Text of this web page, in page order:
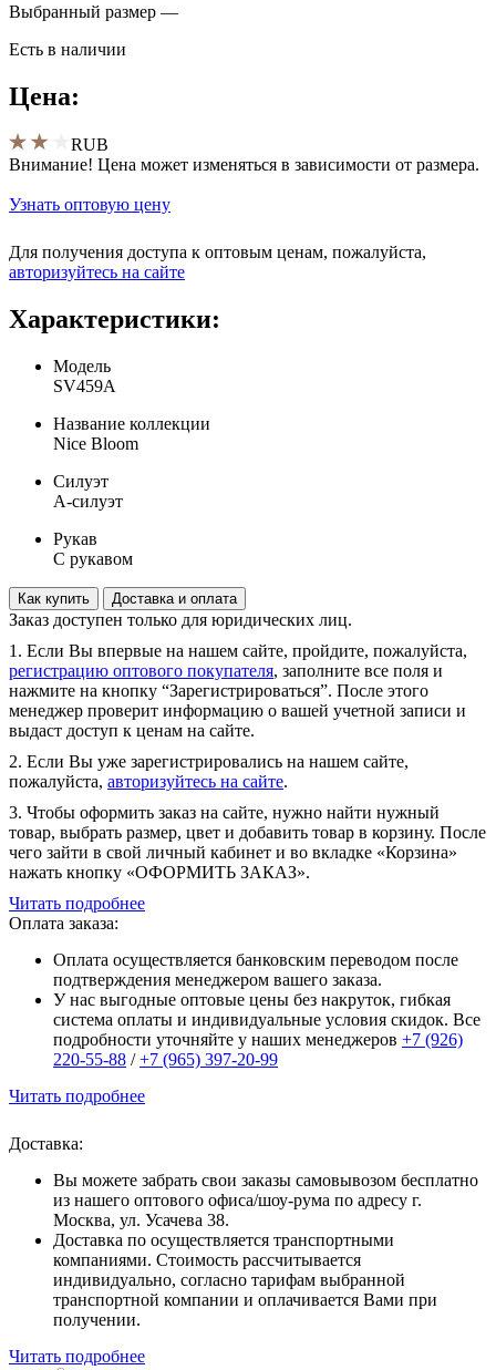
Выбранный размер —
Есть в наличии
Цена:
RUB
Внимание! Цена может изменяться в зависимости от размера.
Узнать оптовую цену
Для получения доступа к оптовым ценам, пожалуйста,
aвторизуйтесь на сайте
Характеристики:
Модель
SV459A
Название коллекции
Nice Bloom
Силуэт
А-силуэт
Рукав
С рукавом
Как купить Доставка и оплата
Заказ доступен только для юридических лиц.
1. Если Вы впервые на нашем сайте, пройдите, пожалуйста,
регистрацию оптового покупателя, заполните все поля и
нажмите на кнопку “Зарегистрироваться”. После этого
менеджер проверит информацию о вашей учетной записи и
выдаст доступ к ценам на сайте.
2. Если Вы уже зарегистрировались на нашем сайте,
пожалуйста, авторизуйтесь на сайте.
3. Чтобы оформить заказ на сайте, нужно найти нужный
товар, выбрать размер, цвет и добавить товар в корзину. После
чего зайти в свой личный кабинет и во вкладке «Корзина»
нажать кнопку «ОФОРМИТЬ ЗАКАЗ».
Читать подробнее
Оплата заказа:
Оплата осуществляется банковским переводом после
подтверждения менеджером вашего заказа.
У нас выгодные оптовые цены без накруток, гибкая
система оплаты и индивидуальные условия скидок. Все
подробности уточняйте у наших менеджеров +7 (926)
220-55-88 /+7 (965) 397-20-99
Читать подробнее
Доставка:
Вы можете забрать свои заказы самовывозом бесплатно
из нашего оптового офиса/шоу-рума по адресу г.
Москва, ул. Усачева 38.
Доставка по осуществляется транспортными
компаниями. Стоимость рассчитывается
индивидуально, согласно тарифам выбранной
транспортной компании и оплачивается Вами при
получении.
Читать подробнее